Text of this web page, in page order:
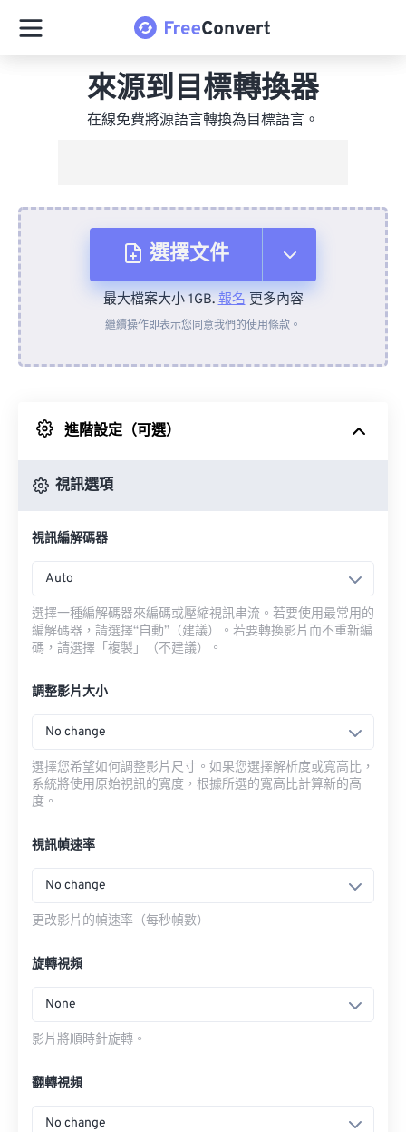
來源到目標轉換器
在線免費將源語言轉換為目標語言。
選擇文件
來自裝置
來自 Google 雲端硬碟
最大檔案大小 1GB.報名更多內容
繼續操作即表示您同意我們的使用條款 。
進階設定（可選）
視訊選項
視訊編解碼器
Auto
選擇一種編解碼器來編碼或壓縮視訊串流。若要使用最常用的
編解碼器，請選擇“自動”（建議）。若要轉換影片而不重新編
碼，請選擇「複製」（不建議）。
調整影片大小
No change
選擇您希望如何調整影片尺寸。如果您選擇解析度或寬高比，
系統將使用原始視訊的寬度，根據所選的寬高比計算新的高
度。
視訊幀速率
No change
更改影片的幀速率（每秒幀數）
旋轉視頻
None
影片將順時針旋轉。
翻轉視頻
No change